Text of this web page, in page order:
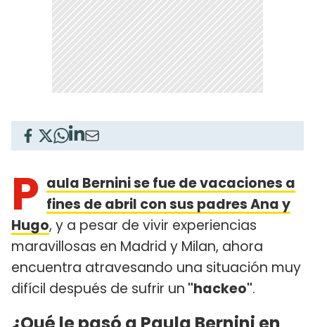
P aula Bernini se fue de vacaciones a
fines de abril con sus padres Ana y
Hugo, y a pesar de vivir experiencias
maravillosas en Madrid y Milan, ahora
encuentra atravesando una situación muy
difícil después de sufrir un "hackeo".